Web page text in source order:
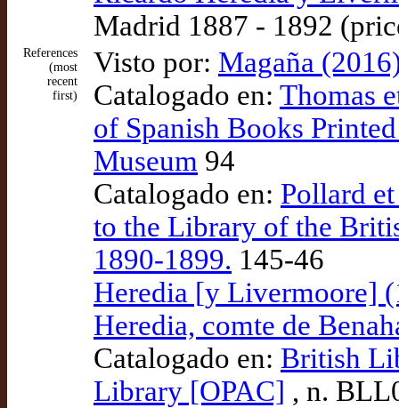
Madrid 1887 - 1892
References
(most
recent
first)
Visto por: Magaña
Catalogado en: Thomas
of Spanish Books
Museum 94
Catalogado en: Pollard
to the Library of the
1890-1899. 145-46
Heredia [y Livermoore]
Heredia, comte de
Catalogado en: British
Library [OPAC] , n.